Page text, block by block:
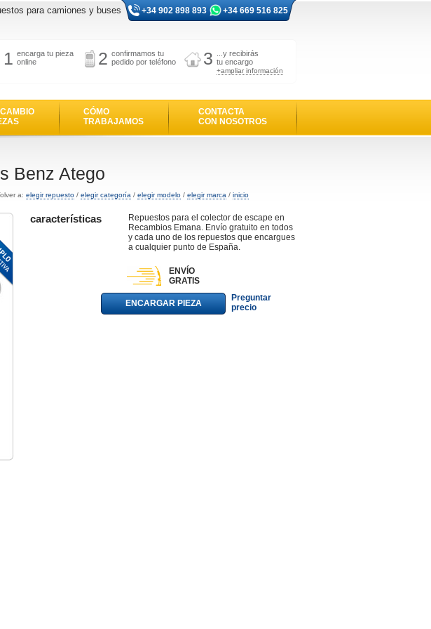
para camiones y buses +34 902 898 893 +34 669 516 825
1 encarga tu pieza
online
2 confirmamos tu
pedido por teléfono
3
...y recibirás
tu encargo
+ampliar información
CÓMO
TRABAJAMOS
CONTACTA
CON NOSOTROS
Benz Atego
a: elegir repuesto / elegir categoría / elegir modelo / elegir marca / inicio
características
Repuestos para el colector de escape en
Recambios Emana. Envío gratuito en todos
y cada uno de los repuestos que encargues
a cualquier punto de España.
ENVÍO
GRATIS
ENCARGAR PIEZA
Preguntar
precio